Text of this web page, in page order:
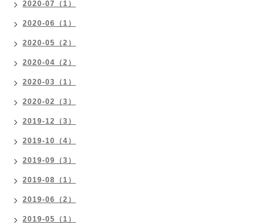
2020-07（1）
2020-06（1）
2020-05（2）
2020-04（2）
2020-03（1）
2020-02（3）
2019-12（3）
2019-10（4）
2019-09（3）
2019-08（1）
2019-06（2）
2019-05（1）